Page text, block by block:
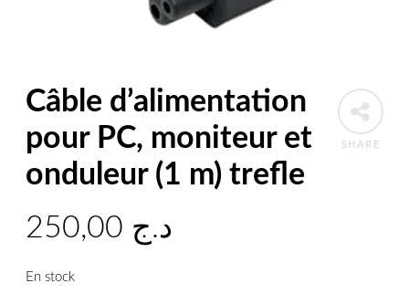
SHARE
Câble d’alimentation
pour PC, moniteur et
onduleur (1 m) trefle
د.ج
En stock